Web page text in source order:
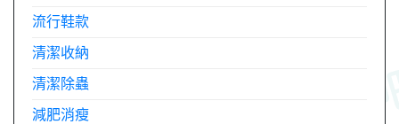
流行鞋款
清潔收納
清潔除蟲
減肥消瘦